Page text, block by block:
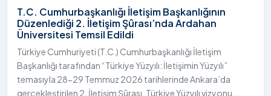
T.C. Cumhurbaşkanlığı İletişim Başkanlığının
Düzenlediği 2. İletişim Şûrası’nda Ardahan
Üniversitesi Temsil Edildi
Türkiye Cumhuriyeti (T.C.) Cumhurbaşkanlığı İletişim
Başkanlığı tarafından “Türkiye Yüzyılı: İletişimin Yüzyılı”
temasıyla 28-29 Temmuz 2026 tarihlerinde Ankara’da
gerçekleştirilen 2. İletişim Şûrası, Türkiye Yüzyılı vizyonu